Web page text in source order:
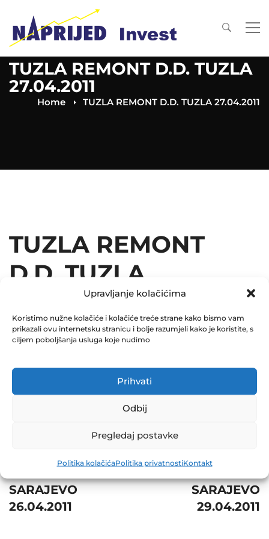
Upravljanje kolačićima
Koristimo nužne kolačiće i kolačiće treće strane kako bismo vam
prikazali ovu internetsku stranicu i bolje razumjeli kako je koristite, s
ciljem poboljšanja usluga koje nudimo
Prihvati
Odbij
Pregledaj postavke
Politika kolačićaPolitika privatnostiKontakt
TUZLA REMONT D.D. TUZLA
27.04.2011
Home TUZLA REMONT D.D. TUZLA 27.04.2011
TUZLA REMONT
D.D. TUZLA
27.04.2011
December 31, 2011
0 Comments
Share
navigation
SARAJEVO
26.04.2011
SARAJEVO
29.04.2011